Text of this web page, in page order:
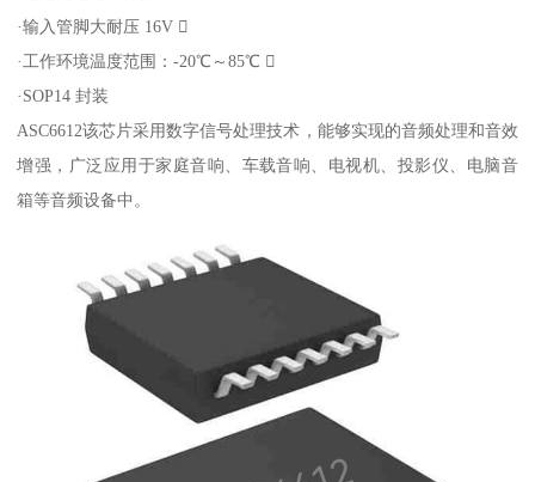
·输入管脚大耐压 16V 
·工作环境温度范围：-20℃～85℃ 
·SOP14 封装
ASC6612该芯片采用数字信号处理技术，能够实现的音频处理和音效
增强，广泛应用于家庭音响、车载音响、电视机、投影仪、电脑音
箱等音频设备中。